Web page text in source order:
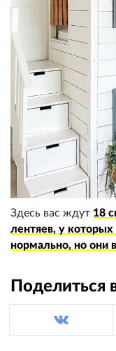
Здесь вас ждут 18
лентяев, у
нормально, но они
Поделиться